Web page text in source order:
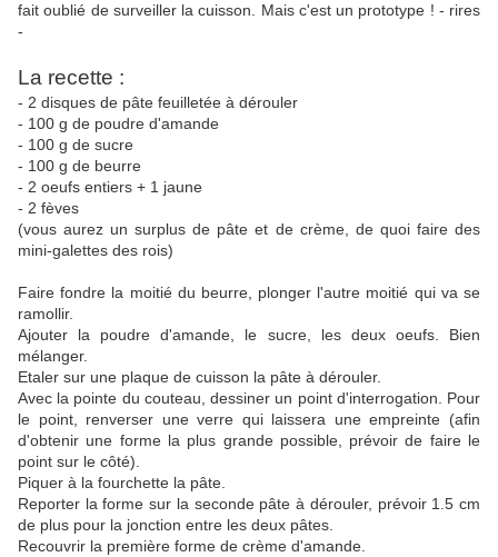
fait oublié de surveiller la cuisson. Mais c'est un prototype ! - rires
-
La recette :
- 2 disques de pâte feuilletée à dérouler
- 100 g de poudre d'amande
- 100 g de sucre
- 100 g de beurre
- 2 oeufs entiers + 1 jaune
- 2 fèves
(vous aurez un surplus de pâte et de crème, de quoi faire des
mini-galettes des rois)
Faire fondre la moitié du beurre, plonger l'autre moitié qui va se
ramollir.
Ajouter la poudre d'amande, le sucre, les deux oeufs. Bien
mélanger.
Etaler sur une plaque de cuisson la pâte à dérouler.
Avec la pointe du couteau, dessiner un point d'interrogation. Pour
le point, renverser une verre qui laissera une empreinte (afin
d'obtenir une forme la plus grande possible, prévoir de faire le
point sur le côté).
Piquer à la fourchette la pâte.
Reporter la forme sur la seconde pâte à dérouler, prévoir 1.5 cm
de plus pour la jonction entre les deux pâtes.
Recouvrir la première forme de crème d'amande.